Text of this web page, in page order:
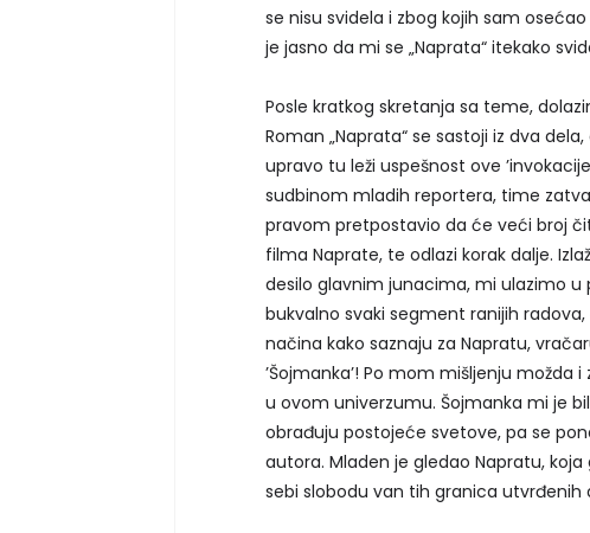
se nisu svidela i zbog kojih sam
je jasno da mi se „Naprata“ itekako
Posle kratkog skretanja sa teme,
Roman „Naprata“ se sastoji iz dva dela,
upravo tu leži uspešnost ove
sudbinom mladih reportera, time
pravom pretpostavio da će veći broj
filma Naprate, te odlazi korak dalje.
desilo glavnim junacima, mi ulazimo u
bukvalno svaki segment ranijih
načina kako saznaju za Napratu,
’Šojmanka’! Po mom mišljenju
u ovom univerzumu. Šojmanka mi je
obrađuju postojeće svetove, pa se
autora. Mladen je gledao Napratu,
sebi slobodu van tih granica utvrđenih